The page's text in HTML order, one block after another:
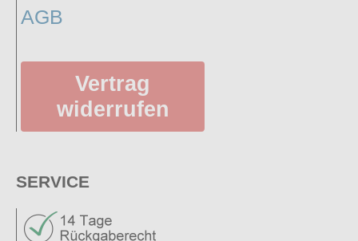
AGB
Vertrag
widerrufen
SERVICE